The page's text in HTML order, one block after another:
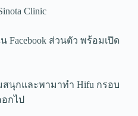
Clinic
Facebook ส่วนตัว พร้อมเปิด
สนุกและพามาทำ Hifu กรอบ
กไป